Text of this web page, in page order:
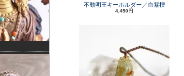
不動明王キーホルダー／血紫檀
4,450円